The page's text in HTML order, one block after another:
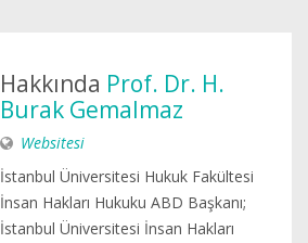
Hakkında Prof. Dr. H.
Burak Gemalmaz
Websitesi
İstanbul Üniversitesi Hukuk Fakültesi
İnsan Hakları Hukuku ABD Başkanı;
İstanbul Üniversitesi İnsan Hakları